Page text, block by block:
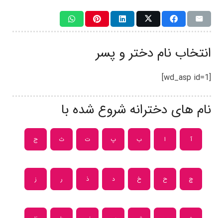
انتخاب نام دختر و پسر
[wd_asp id=1]
نام های دخترانه شروع شده با
آ ا ب پ ت ث ج
چ ح خ د ذ ر ز